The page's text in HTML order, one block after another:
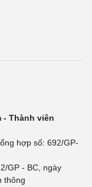
- Thành viên
hợp số: 692/GP-
GP - BC, ngày
thông